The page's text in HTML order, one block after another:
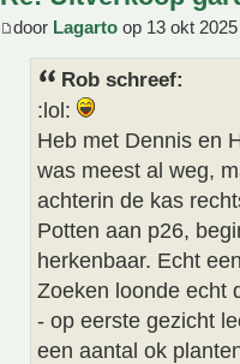
door Lagarto op 13 okt
Rob schreef:
:lol:
Heb met Dennis en
was meest al weg,
achterin de kas
Potten aan p26,
herkenbaar. Echt
Zoeken loonde echt
- op eerste gezicht
een aantal ok